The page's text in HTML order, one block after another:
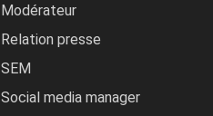
Modérateur
Relation presse
SEM
Social media manager